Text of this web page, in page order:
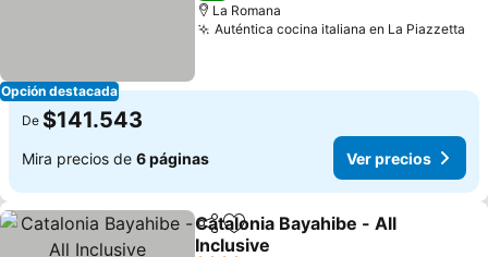
Opción destacada
La Romana
Auténtica cocina italiana en La Piazzetta
De $141.543
Mira precios de 6 páginas Ver precios
CompartirAgregar a favoritos
Catalonia Bayahibe - All
Inclusive